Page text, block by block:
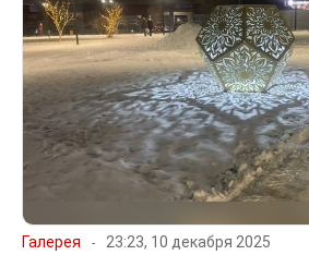
Галерея 23:23, 10 декабря 2025